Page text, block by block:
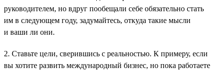
руководителем, но вдруг пообещали себе обязательно стать
им в следующем году, задумайтесь, откуда такие мысли
и ваши ли они.
2. Ставьте цели, сверившись с реальностью. К примеру, если
вы хотите развить международный бизнес, но пока работаете